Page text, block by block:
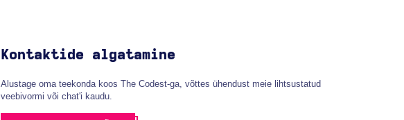
Kontaktide algatamine
Alustage oma teekonda koos The Codest-ga, võttes ühendust meie lihtsustatud
veebivormi või chat'i kaudu.